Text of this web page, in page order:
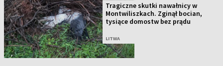
Tragiczne skutki nawałnicy w
Montwiliszkach. Zginął bocian,
tysiące domostw bez prądu
LITWA